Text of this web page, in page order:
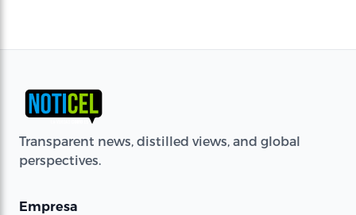
Transparent news, distilled views, and global
perspectives.
Empresa